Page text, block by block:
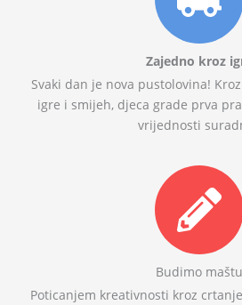
Zajedno kroz
Svaki dan je nova pustolovina!
igre i smijeh, djeca grade prva
vrijednosti
Budimo maštu
Poticanjem kreativnosti kroz